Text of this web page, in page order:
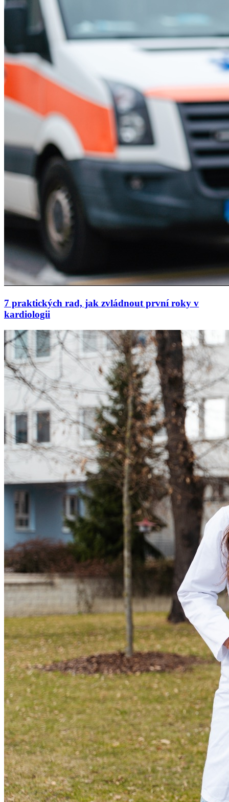
7 praktických rad, jak zvládnout první roky v
kardiologii